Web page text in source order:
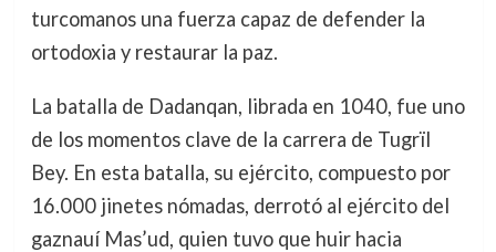
turcomanos una fuerza capaz de defender la
ortodoxia y restaurar la paz.
La batalla de Dadanqan, librada en 1040, fue uno
de los momentos clave de la carrera de Tugrïl
Bey. En esta batalla, su ejército, compuesto por
16.000 jinetes nómadas, derrotó al ejército del
gaznauí Mas’ud, quien tuvo que huir hacia